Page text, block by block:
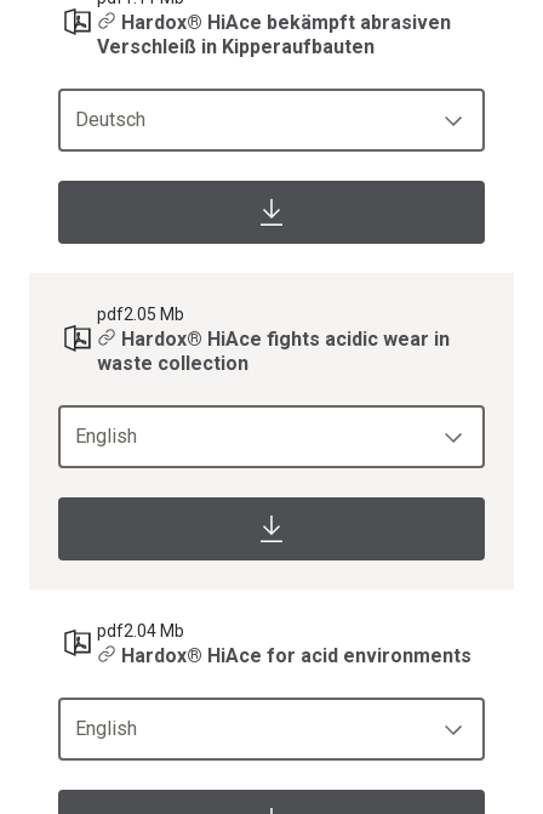
Hardox® HiAce bekämpft abrasiven
Verschleiß in Kipperaufbauten
Deutsch
pdf2.05 Mb
Hardox® HiAce fights acidic wear in
waste collection
English
pdf2.04 Mb
Hardox® HiAce for acid environments
English